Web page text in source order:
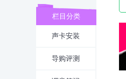
栏目分类
声卡安装
导购评测